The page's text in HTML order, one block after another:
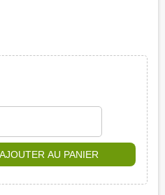
AJOUTER AU PANIER